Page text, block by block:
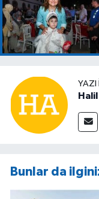
YAZI
Bunlar da